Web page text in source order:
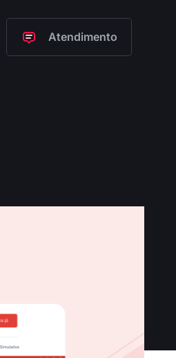
Atendimento